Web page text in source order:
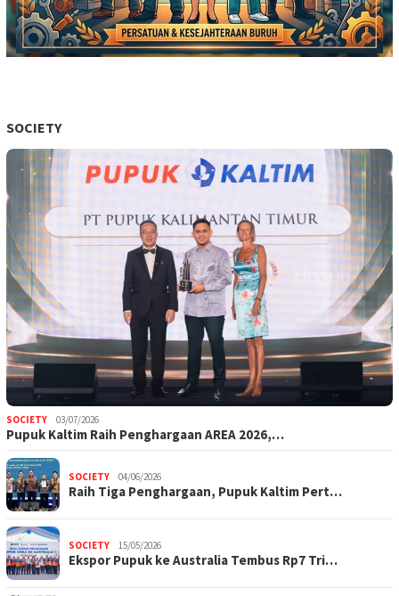
SOCIETY
SOCIETY 03/07/2026
Pupuk Kaltim Raih Penghargaan AREA 2026,…
SOCIETY 04/06/2026
Raih Tiga Penghargaan, Pupuk Kaltim Pert…
SOCIETY 15/05/2026
Ekspor Pupuk ke Australia Tembus Rp7 Tri…